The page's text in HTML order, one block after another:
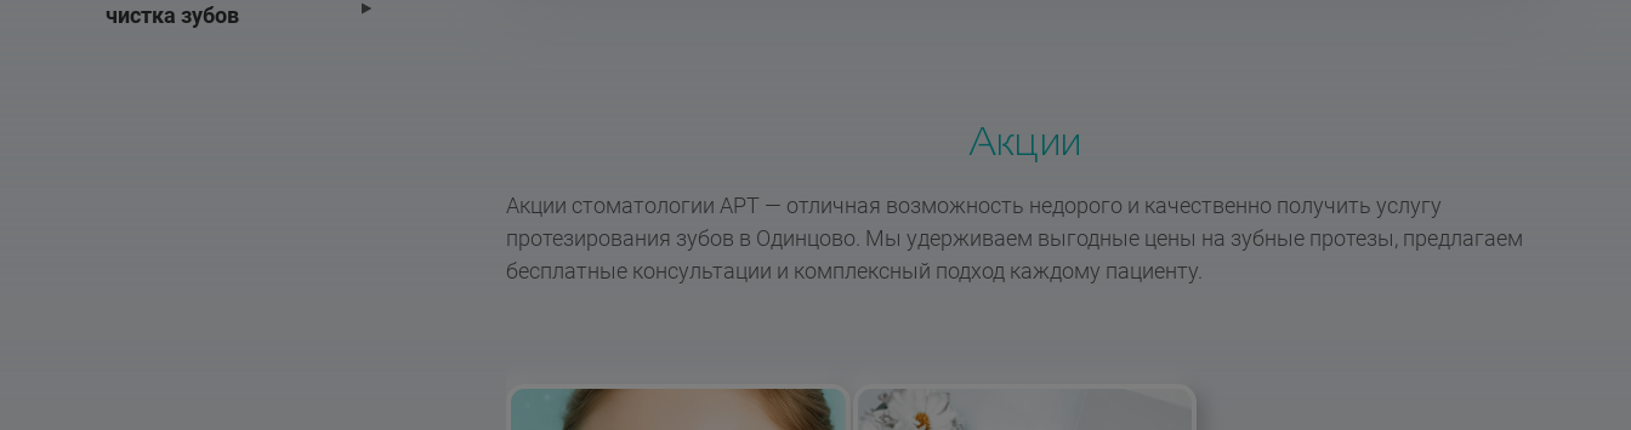
чистка зубов
Акции
Акции стоматологии АРТ — отличная возможность недорого и качественно получить услугу
протезирования зубов в Одинцово. Мы удерживаем выгодные цены на зубные протезы, предлагаем
бесплатные консультации и комплексный подход каждому пациенту.